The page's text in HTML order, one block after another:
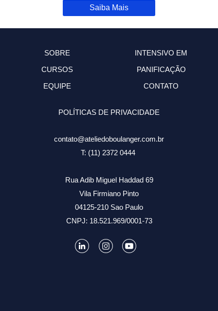
Saiba Mais
SOBRE
CURSOS
EQUIPE
INTENSIVO EM
PANIFICAÇÃO
CONTATO
POLÍTICAS DE PRIVACIDADE
contato@ateliedoboulanger.com.br
T: (11) 2372 0444
Rua Adib Miguel Haddad 69
Vila Firmiano Pinto
04125-210 Sao Paulo
CNPJ: 18.521.969/0001-73